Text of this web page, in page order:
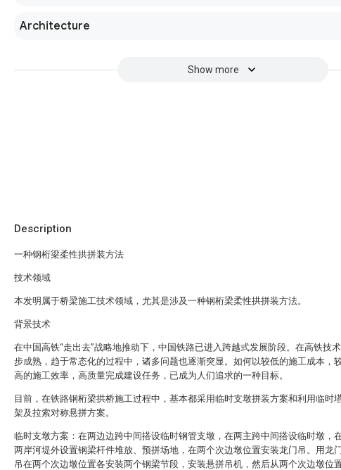
Architecture
Show more
Description
一种钢桁梁柔性拱拼装方法
技术领域
本发明属于桥梁施工技术领域，尤其是涉及一种钢桁梁柔性拱拼装方法。
背景技术
在中国高铁“走出去”战略地推动下，中国铁路已进入跨越式发展阶段。在高铁技
步成熟，趋于常态化的过程中，诸多问题也逐渐突显。如何以较低的施工成本，
高的施工效率，高质量完成建设任务，已成为人们追求的一种目标。
目前，在铁路钢桁梁拱桥施工过程中，基本都采用临时支墩拼装方案和利用临时
架及拉索对称悬拼方案。
临时支墩方案：在两边边跨中间搭设临时钢管支墩，在两主跨中间搭设临时墩，
两岸河堤外设置钢梁杆件堆放、预拼场地，在两个次边墩位置安装龙门吊。用龙
吊在两个次边墩位置各安装两个钢梁节段，安装悬拼吊机，然后从两个次边墩位